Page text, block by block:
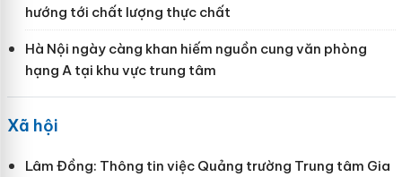
hướng tới chất lượng thực chất
Hà Nội ngày càng khan hiếm nguồn cung văn phòng
hạng A tại khu vực trung tâm
Xã hội
Lâm Đồng: Thông tin việc Quảng trường Trung tâm Gia